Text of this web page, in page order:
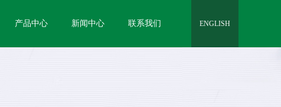
产品中心 新闻中心 联系我们 ENGLISH